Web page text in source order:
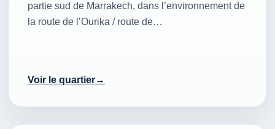
partie sud de Marrakech, dans l’environnement de
la route de l’Ourika / route de…
Voir le quartier